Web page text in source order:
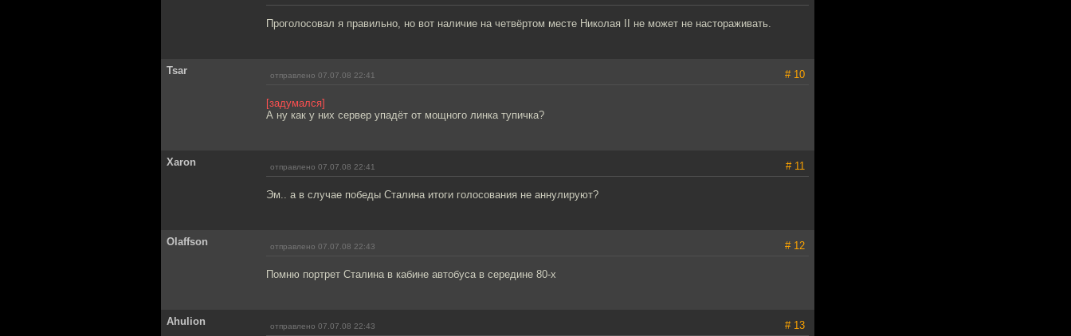
Проголосовал я правильно, но вот наличие на четвёртом месте Николая II не может не настораживать.
Tsar отправлено 07.07.08 22:41 # 10
[задумался]
А ну как у них сервер упадёт от мощного линка тупичка?
Xaron отправлено 07.07.08 22:41 # 11
Эм.. а в случае победы Сталина итоги голосования не аннулируют?
Olaffson отправлено 07.07.08 22:43 # 12
Помню портрет Сталина в кабине автобуса в середине 80-х
Ahulion отправлено 07.07.08 22:43 # 13